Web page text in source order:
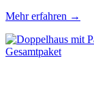
Mehr erfahren →